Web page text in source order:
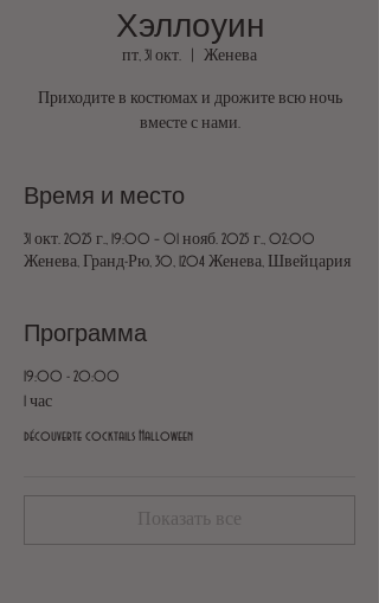
Хэллоуин
пт, 31 окт. Женева
Приходите в костюмах и дрожите всю ночь
вместе с нами.
Время и место
31 окт. 2025 г., 19:00 – 01 нояб. 2025 г., 02:00
Женева, Гранд-Рю, 30, 1204 Женева, Швейцария
Программа
19:00 - 20:00
1 час
découverte cocktails Halloween
Показать все